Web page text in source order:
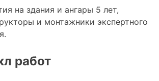
на здания и ангары 5 лет,
и монтажники экспертного
работ